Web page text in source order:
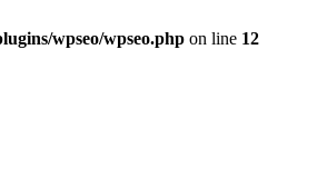
wpseo/wpseo.php on line 12